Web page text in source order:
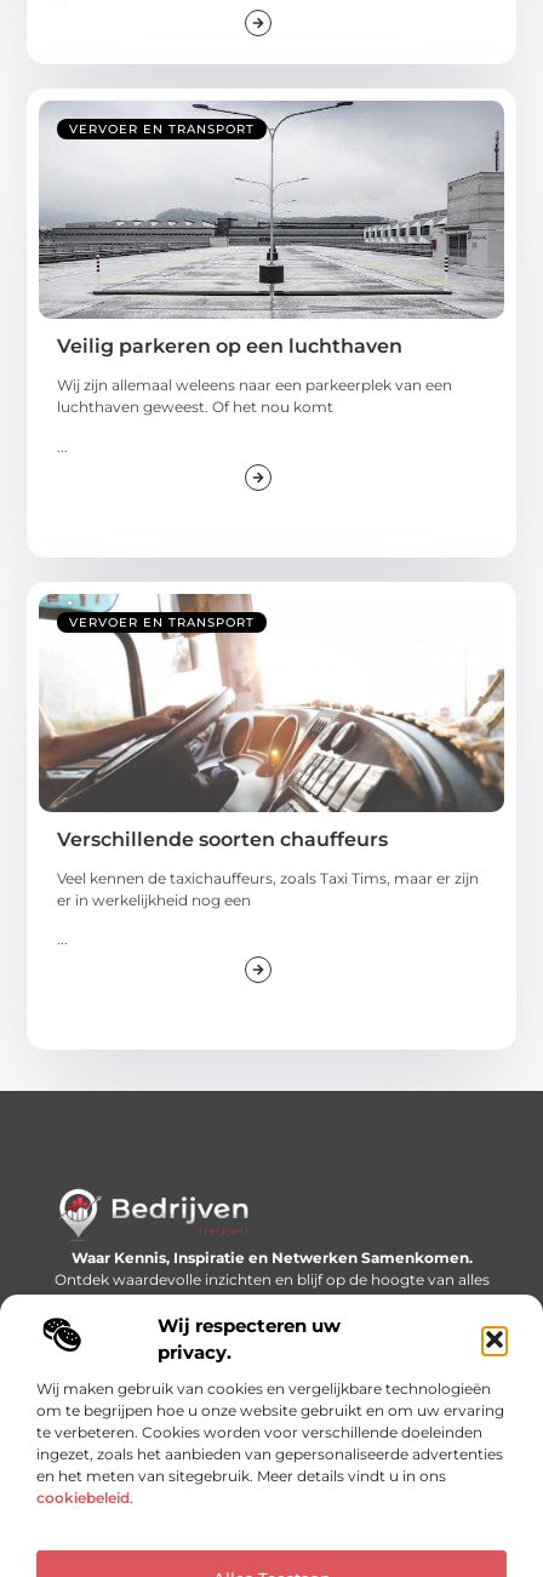
Wij respecteren uw
privacy.
Wij maken gebruik van cookies en vergelijkbare technologieën
om te begrijpen hoe u onze website gebruikt en om uw ervaring
te verbeteren. Cookies worden voor verschillende doeleinden
ingezet, zoals het aanbieden van gepersonaliseerde advertenties
en het meten van sitegebruik. Meer details vindt u in ons
cookiebeleid.
VERVOER EN TRANSPORT
Veilig parkeren op een luchthaven
Wij zijn allemaal weleens naar een parkeerplek van een
luchthaven geweest. Of het nou komt
VERVOER EN TRANSPORT
Verschillende soorten chauffeurs
Veel kennen de taxichauffeurs, zoals Taxi Tims, maar er zijn
er in werkelijkheid nog een
Waar Kennis, Inspiratie en Netwerken Samenkomen.
Ontdek waardevolle inzichten en blijf op de hoogte van alles
wat er speelt in de wereld.
Bericht categorie
Onze informatie